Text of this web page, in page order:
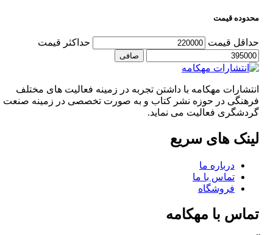
محدوده قیمت
حداقل قیمت حداكثر قيمت
صافی
انتشارات مهکامه با داشتن تجربه در زمینه فعالیت های مختلف
فرهنگی در حوزه نشر کتاب و به صورت تخصصی در زمینه صنعت
گردشگری فعالیت می نماید.
لینک های سریع
درباره ما
تماس با ما
فروشگاه
تماس با مهکامه